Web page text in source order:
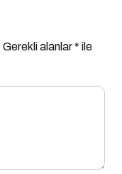
Gerekli alanlar* ile